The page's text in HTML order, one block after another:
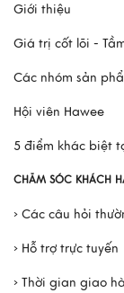
Xem thêm
Giới thiệu
Giá trị cốt lõi -
Các nhóm sản
Hội viên Hawee
5 điểm khác biệt
CHĂM SÓC KHÁCH
› Các câu hỏi
› Hỗ trợ trực tuyến
› Thời gian giao